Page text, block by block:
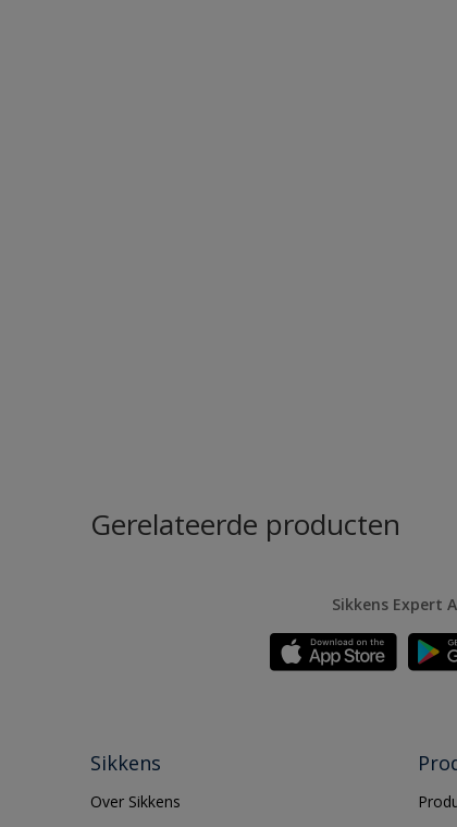
Gerelateerde producten
Sikkens Expert
Sikkens
Over Sikkens